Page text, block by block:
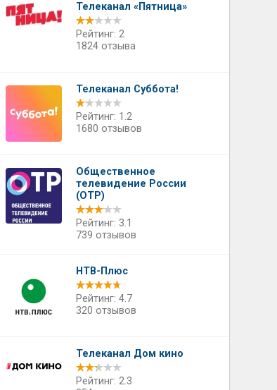
Телеканал «Пятница»
Рейтинг: 2
1824 отзыва
Телеканал Суббота!
Рейтинг: 1.2
1680 отзывов
Общественное
телевидение России
(ОТР)
Рейтинг: 3.1
739 отзывов
НТВ-Плюс
Рейтинг: 4.7
320 отзывов
Телеканал Дом кино
Рейтинг: 2.3